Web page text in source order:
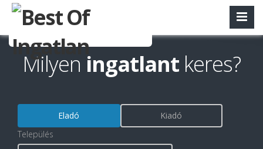
Milyen ingatlant keres?
Eladó
Kiadó
Település